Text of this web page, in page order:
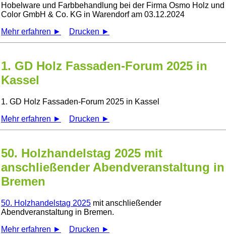
Hobelware und Farbbehandlung bei der Firma Osmo Holz und
Color GmbH & Co. KG in Warendorf am 03.12.2024
Mehr erfahren ►
Drucken ►
1. GD Holz Fassaden-Forum 2025 in
Kassel
1. GD Holz Fassaden-Forum 2025 in Kassel
Mehr erfahren ►
Drucken ►
50. Holzhandelstag 2025 mit
anschließender Abendveranstaltung in
Bremen
50. Holzhandelstag 2025 mit anschließender
Abendveranstaltung in Bremen.
Mehr erfahren ►
Drucken ►